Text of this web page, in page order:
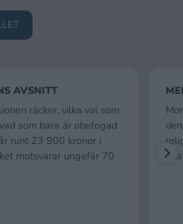
AVSNITT
räcker, vilka val som
som bara är obefogad
runt 23 900 kronor i
motsvarar ungefär 70